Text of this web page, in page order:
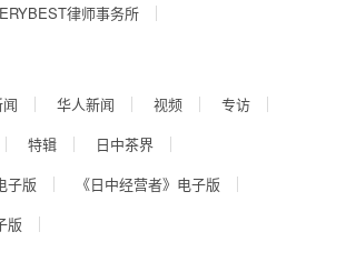
律师事务所
华人新闻 视频
专访
特辑
日中茶界
子版
《日中经营者》电子版
版